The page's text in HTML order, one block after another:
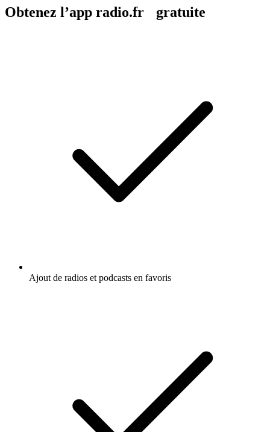
Obtenez l’app radio.fr gratuite
Ajout de radios et podcasts en favoris